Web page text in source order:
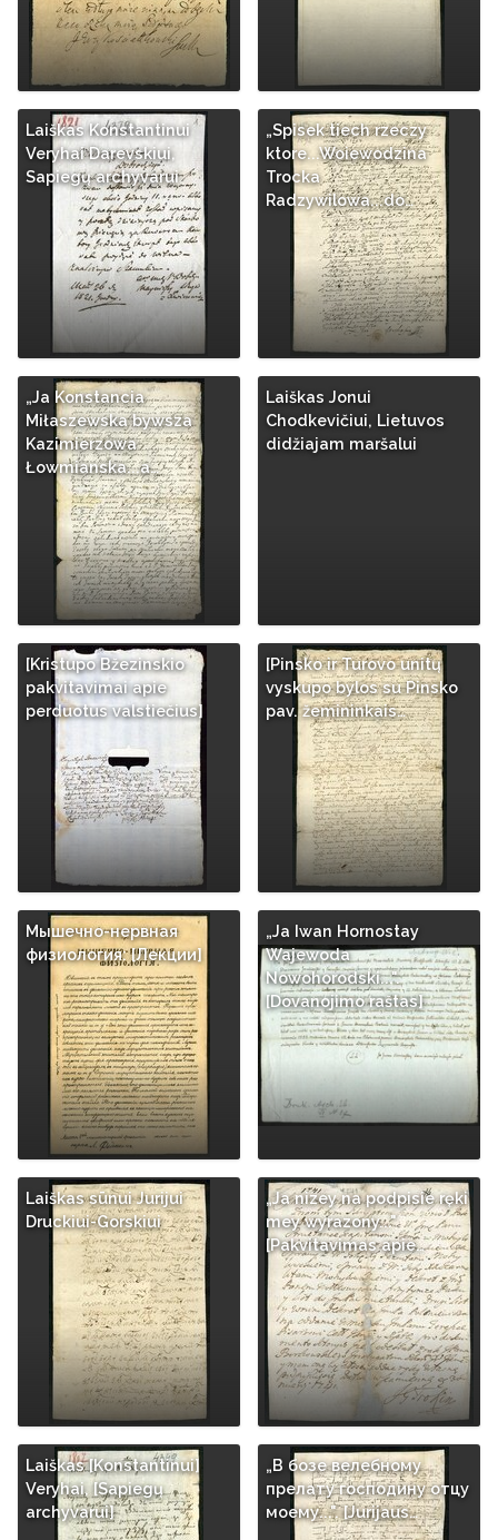
Laiškas Konstantinui
Veryhai Darevskiui,
Sapiegų archyvarui
„Spisek tiech rzeczy
ktore...Woiewodzina
Trocka
Radzywilowa...do…
„Ja Konstancia
Miłaszewska bywsza
Kazimierzowa
Łowmianska...a…
Laiškas Jonui
Chodkevičiui, Lietuvos
didžiajam maršalui
[Kristupo Bžezinskio
pakvitavimai apie
perduotus valstiečius]
[Pinsko ir Turovo unitų
vyskupo bylos su Pinsko
pav. žemininkais…
Мышечно-нервная
физиология: [Лекции]
„Ja Iwan Hornostay
Wajewoda
Nowohorodski...".
[Dovanojimo raštas]
Laiškas sūnui Jurijui
Druckiui-Gorskiui
„Ja nizey na podpisie ręki
mey wyrazony..."
[Pakvitavimas apie…
Laiškas [Konstantinui]
Veryhai, [Sapiegų
archyvarui]
„В бозе велебному
прелату господину отцу
моему...". [Jurijaus…